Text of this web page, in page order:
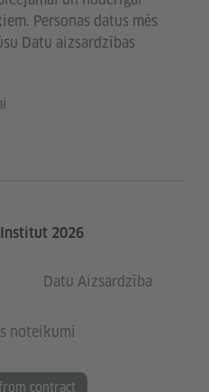
Personas datus mēs
Datu aizsardzības
2026
Datu Aizsardzība
noteikumi
contract